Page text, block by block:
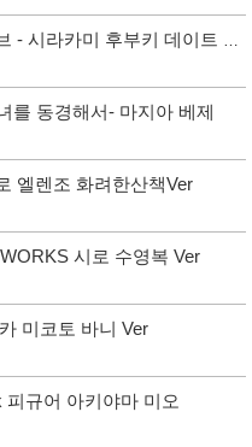
- 시라카미 후부키 데이트 스
를 동경해서- 마지아 베제
엘렌조 화려한산책Ver
시로 수영복 Ver
미코토 바니 Ver
규어 아키야마 미오